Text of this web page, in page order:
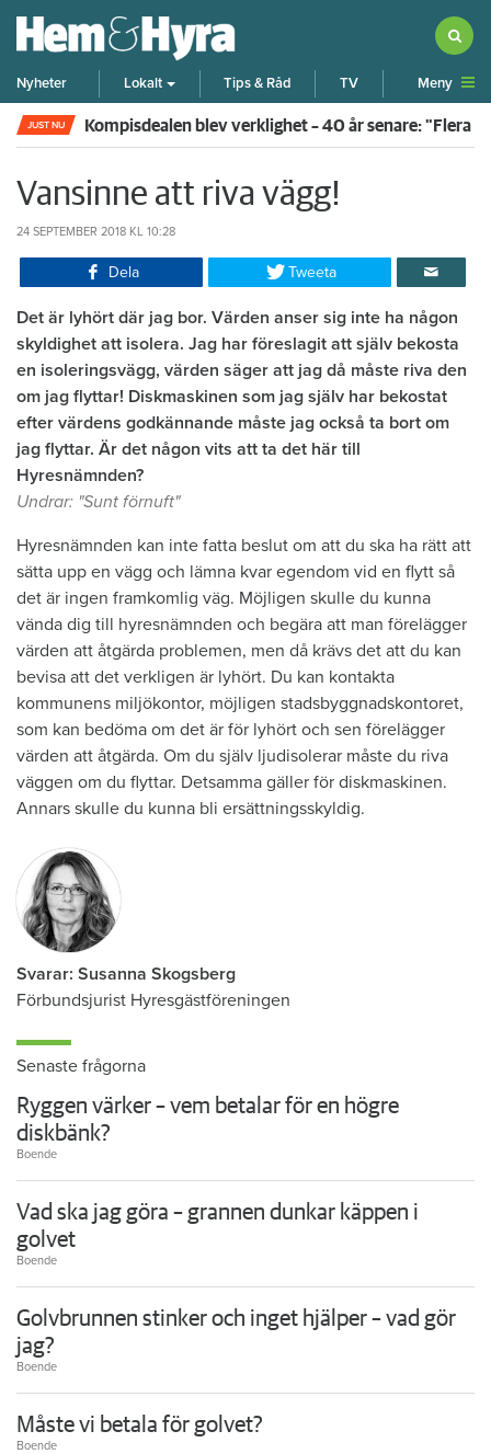
Nyheter Lokalt Tips & Råd TV Meny
JUST NU Kompisdealen blev verklighet – 40 år senare: "Flera
Vansinne att riva vägg!
24 SEPTEMBER 2018 KL 10:28
Dela Tweeta
Det är lyhört där jag bor. Värden anser sig inte ha någon
skyldighet att isolera. Jag har föreslagit att själv bekosta
en isoleringsvägg, värden säger att jag då måste riva den
om jag flyttar! Diskmaskinen som jag själv har bekostat
efter värdens godkännande måste jag också ta bort om
jag flyttar. Är det någon vits att ta det här till
Hyresnämnden?
Undrar: "Sunt förnuft"
Hyresnämnden kan inte fatta beslut om att du ska ha rätt att
sätta upp en vägg och lämna kvar egendom vid en flytt så
det är ingen framkomlig väg. Möjligen skulle du kunna
vända dig till hyresnämnden och begära att man förelägger
värden att åtgärda problemen, men då krävs det att du kan
bevisa att det verkligen är lyhört. Du kan kontakta
kommunens miljökontor, möjligen stadsbyggnadskontoret,
som kan bedöma om det är för lyhört och sen förelägger
värden att åtgärda. Om du själv ljudisolerar måste du riva
väggen om du flyttar. Detsamma gäller för diskmaskinen.
Annars skulle du kunna bli ersättningsskyldig.
Svarar: Susanna Skogsberg
Förbundsjurist Hyresgästföreningen
Senaste frågorna
Ryggen värker – vem betalar för en högre
diskbänk?
Boende
Vad ska jag göra – grannen dunkar käppen i
golvet
Boende
Golvbrunnen stinker och inget hjälper – vad gör
jag?
Boende
Måste vi betala för golvet?
Boende